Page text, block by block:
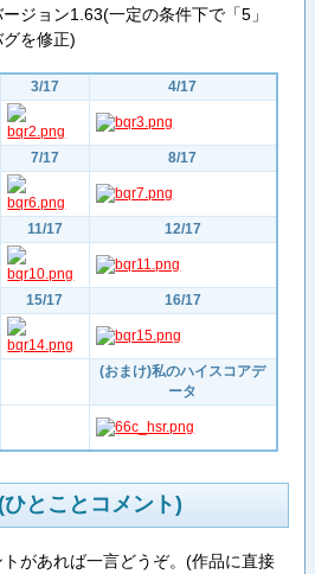
ジョン1.63(一定の条件下で「5」
を修正)
3/17 4/17
7/17 8/17
11/17 12/17
15/17 16/17
(おまけ)私のハイスコアデ
ータ
とことコメント)
があれば一言どうぞ。(作品に直接